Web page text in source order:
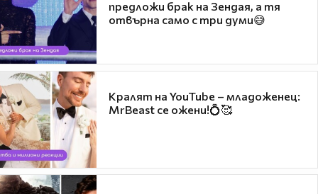
предложи брак на Зендая, а тя
отвърна само с три думи😅
Кралят на YouTube – младоженец:
MrBeast се ожени!💍🥰